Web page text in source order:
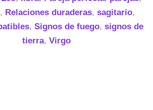
, Relaciones duraderas, sagitario,
, Signos de fuego, signos de
tierra,Virgo